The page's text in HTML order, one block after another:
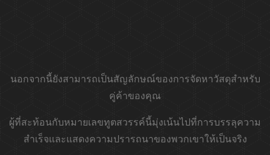
นอกจากนี้ยังสามารถเป็นสัญลักษณ์ของการจัดหาวัสดุสำหรับ
คู่ค้าของคุณ
ผู้ที่สะท้อนกับหมายเลขทูตสวรรค์นี้มุ่งเน้นไปที่การบรรลุความ
สำเร็จและแสดงความปรารถนาของพวกเขาให้เป็นจริง